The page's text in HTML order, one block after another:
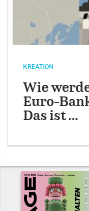
KREATION
Wie
Euro-
Das ist …